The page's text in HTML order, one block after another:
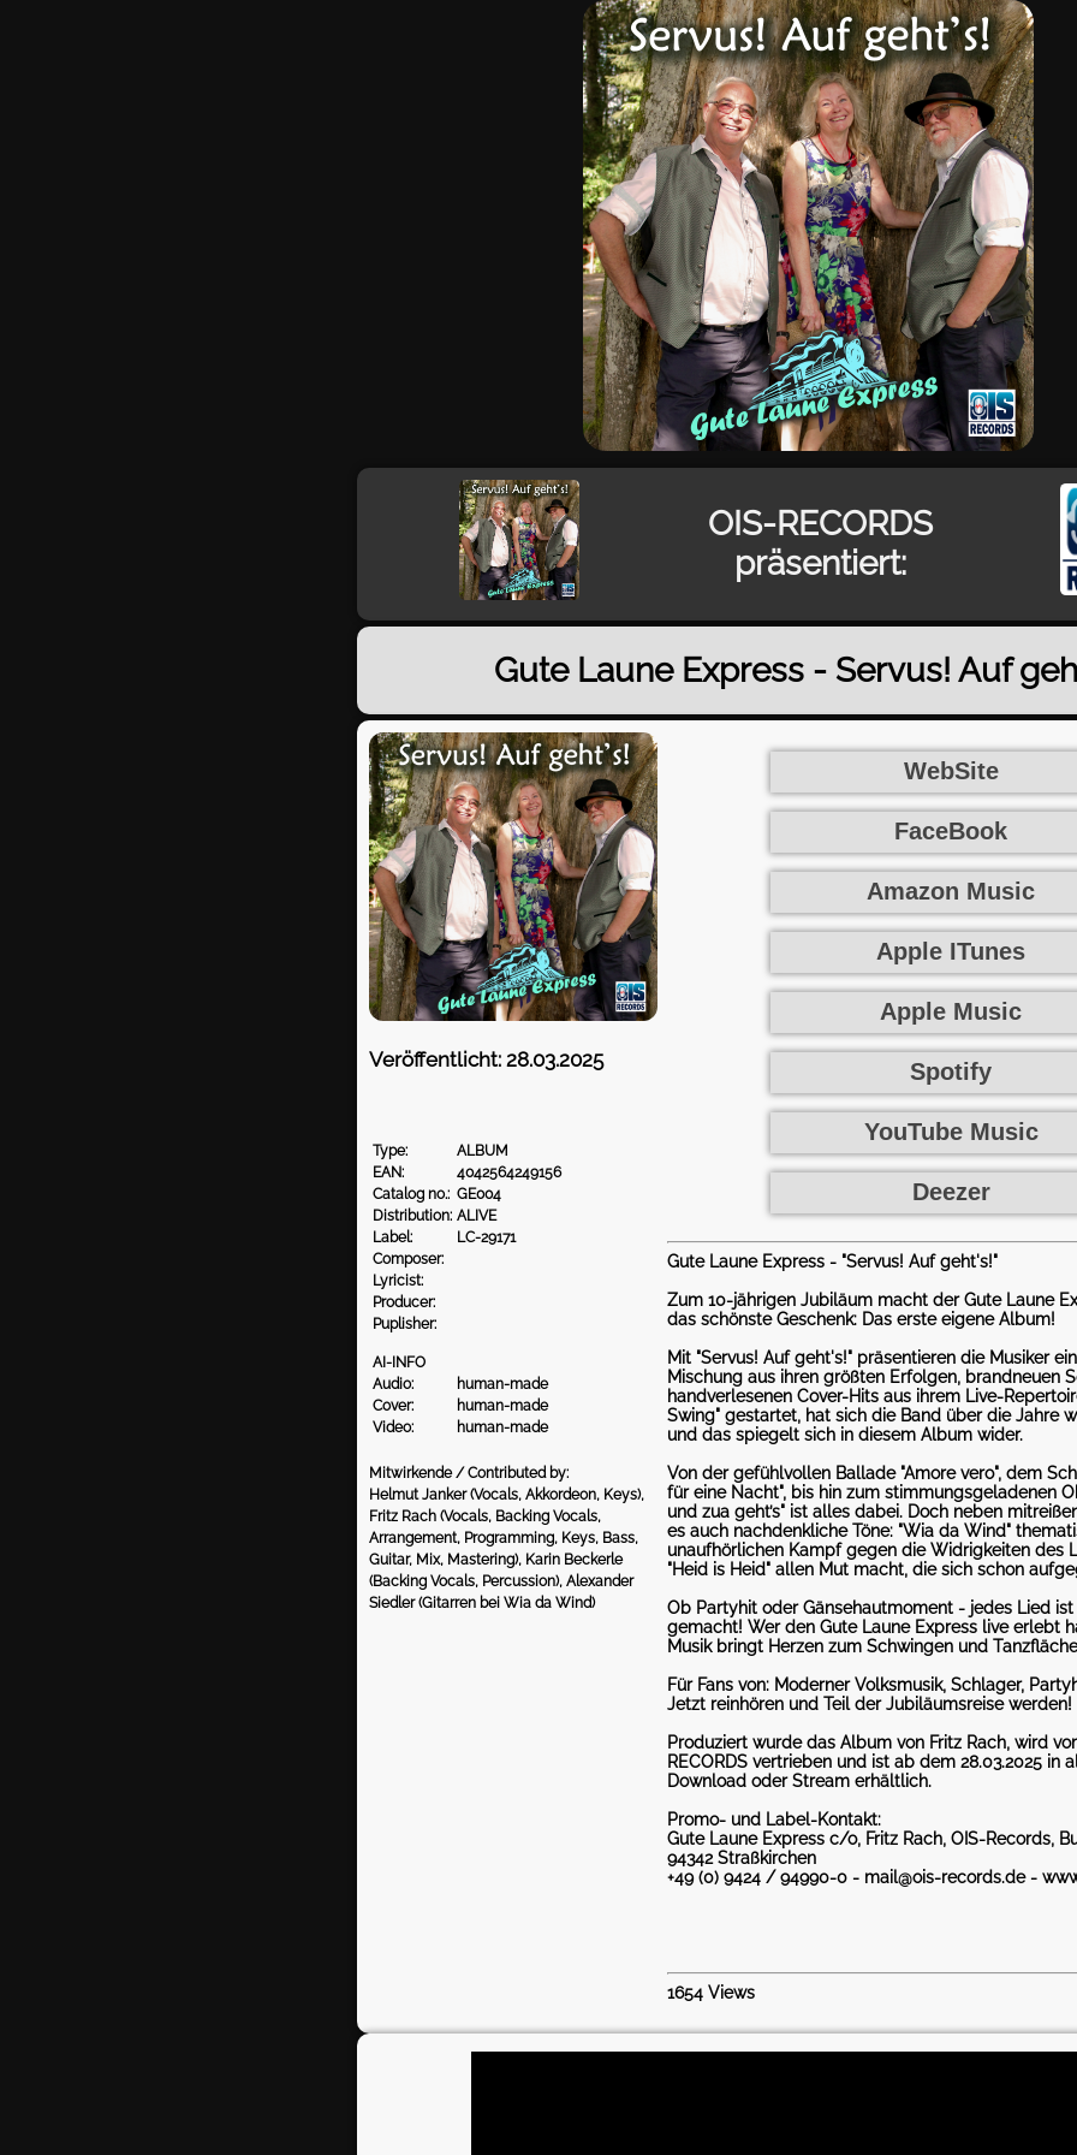
OIS-RECORDS
präsentiert:
Gute Laune Express - Servus! Auf
Veröffentlicht: 28.03.2025
Type:
ALBUM
EAN:
4042564249156
Catalog no.: GE004
Distribution: ALIVE
Label:
LC-29171
Composer:
Lyricist:
Producer:
Puplisher:
AI-INFO
Audio:
human-made
Cover:
human-made
Video:
human-made
Mitwirkende / Contributed by:
Helmut Janker (Vocals, Akkordeon, Keys),
Fritz Rach (Vocals, Backing Vocals,
Arrangement, Programming, Keys, Bass,
Guitar, Mix, Mastering), Karin Beckerle
(Backing Vocals, Percussion), Alexander
Siedler (Gitarren bei Wia da Wind)
WebSite
FaceBook
Amazon Music
Apple ITunes
Apple Music
Spotify
YouTube Music
Deezer
Gute Laune Express - "Servus! Auf geht's!"
Zum 10-jährigen Jubiläum macht der Gute Laune
das schönste Geschenk: Das erste eigene Album!
Mit "Servus! Auf geht's!" präsentieren die Musiker
Mischung aus ihren größten Erfolgen, brandneuen
handverlesenen Cover-Hits aus ihrem Live-
Swing" gestartet, hat sich die Band über die Jahre
und das spiegelt sich in diesem Album wider.
Von der gefühlvollen Ballade "Amore vero", dem
für eine Nacht", bis hin zum stimmungsgeladenen
und zua geht’s" ist alles dabei. Doch neben
es auch nachdenkliche Töne: "Wia da Wind"
unaufhörlichen Kampf gegen die Widrigkeiten des
"Heid is Heid" allen Mut macht, die sich schon
Ob Partyhit oder Gänsehautmoment - jedes Lied
gemacht! Wer den Gute Laune Express live erlebt
Musik bringt Herzen zum Schwingen und
Für Fans von: Moderner Volksmusik, Schlager,
Jetzt reinhören und Teil der Jubiläumsreise werden!
Produziert wurde das Album von Fritz Rach, wird
RECORDS vertrieben und ist ab dem 28.03.2025 in
Download oder Stream erhältlich.
Promo- und Label-Kontakt:
Gute Laune Express c/o, Fritz Rach, OIS-Records,
94342 Straßkirchen
+49 (0) 9424 / 94990-0 - mail@ois-records.de -
1654 Views